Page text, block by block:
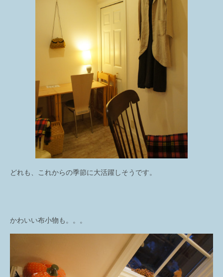
どれも、これからの季節に大活躍しそうです。
かわいい布小物も。。。